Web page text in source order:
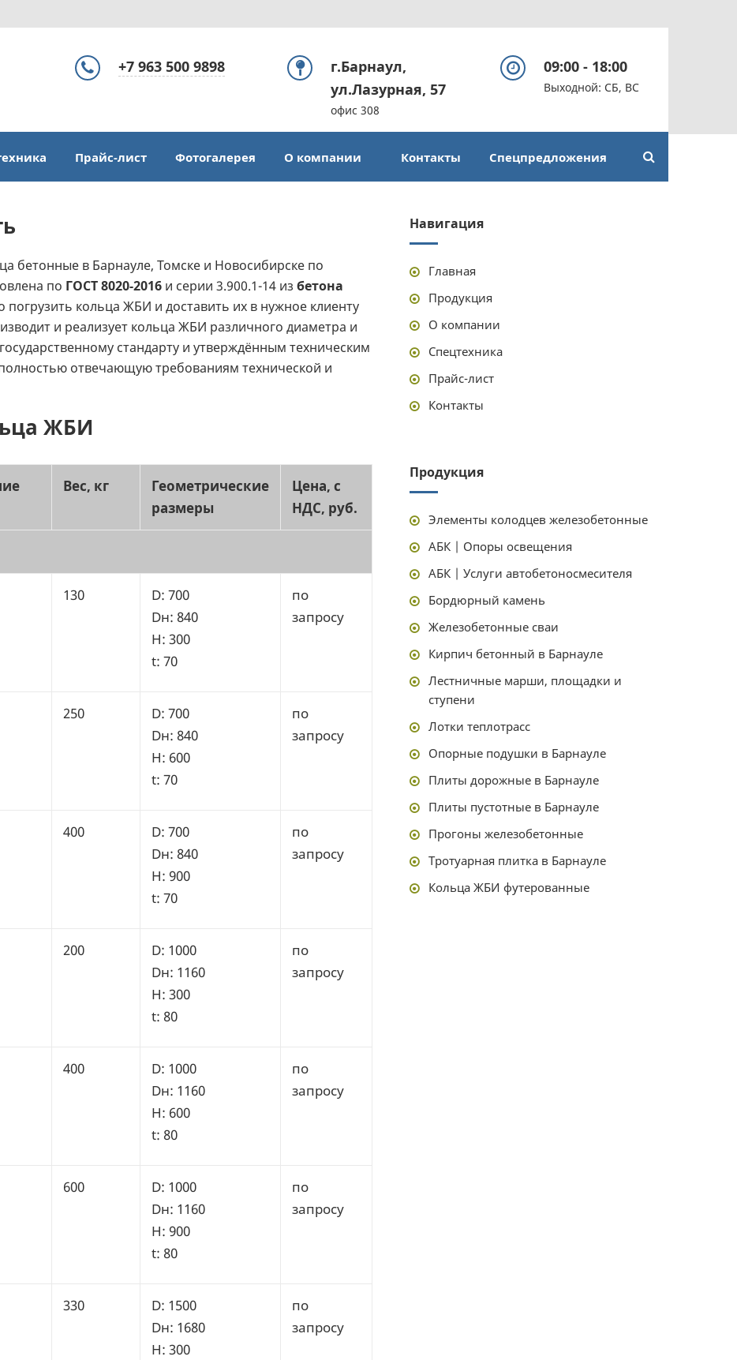
+7 963 500 9898
г.Барнаул,
ул.Лазурная, 57
офис 308
09:00 - 18:00
Выходной: СБ, ВС
Прайс-лист Фотогалерея О компании Контакты Спецпредложения
бетонные в Барнауле, Томске и Новосибирске по
по ГОСТ 8020-2016 и серии 3.900.1-14 из бетона
кольца ЖБИ и доставить их в нужное клиенту
и реализует кольца ЖБИ различного диаметра и
стандарту и утверждённым техническим
отвечающую требованиям технической и
ЖБИ
Вес, кг
Геометрические
размеры
Цена, с
НДС, руб.
130
D: 700
Dн: 840
H: 300
t: 70
по
запросу
250
D: 700
Dн: 840
H: 600
t: 70
по
запросу
400
D: 700
Dн: 840
H: 900
t: 70
по
запросу
200
D: 1000
Dн: 1160
H: 300
t: 80
по
запросу
400
D: 1000
Dн: 1160
H: 600
t: 80
по
запросу
600
D: 1000
Dн: 1160
H: 900
t: 80
по
запросу
330
D: 1500
Dн: 1680
H: 300
по
запросу
Навигация
Главная
Продукция
О компании
Спецтехника
Прайс-лист
Контакты
Продукция
Элементы колодцев железобетонные
АБК | Опоры освещения
АБК | Услуги автобетоносмесителя
Бордюрный камень
Железобетонные сваи
Кирпич бетонный в Барнауле
Лестничные марши, площадки и
ступени
Лотки теплотрасс
Опорные подушки в Барнауле
Плиты дорожные в Барнауле
Плиты пустотные в Барнауле
Прогоны железобетонные
Тротуарная плитка в Барнауле
Кольца ЖБИ футерованные